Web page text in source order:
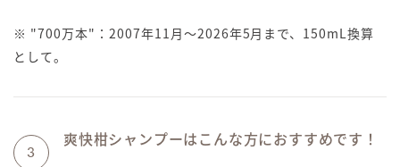
※ "700万本"：2007年11月〜2026年5月まで、150mL換算
として。
3
爽快柑シャンプーはこんな方におすすめです！